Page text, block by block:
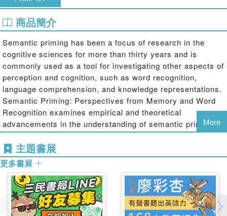
商品簡介
Semantic priming has been a focus of research in the
cognitive sciences for more than thirty years and is
commonly used as a tool for investigating other aspects of
perception and cognition, such as word recognition,
language comprehension, and knowledge representations.
Semantic Priming: Perspectives from Memory and Word
Recognition examines empirical and theoretical
advancements in the understanding of semantic priming,
providing a succinct, in-depth review of this important
phenomenon, framed in terms of models of memory and
models of word recognition.
The first section examines models of semantic priming,
including spreading activation models, the verification
model, compound-cue models, distributed network
models, and multistage activation models (e.g. interactive-
More
主題書展
更多書展